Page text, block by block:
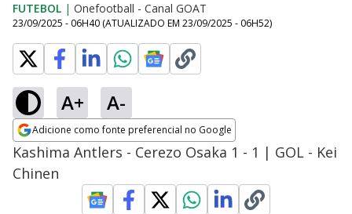
FUTEBOL | Onefootball - Canal GOAT
23/09/2025 - 06H40 (ATUALIZADO EM 23/09/2025 - 06H52)
A+ A-
Adicione como fonte preferencial no Google
Opens in new window
Kashima Antlers - Cerezo Osaka 1 - 1 | GOL - Kei
Chinen